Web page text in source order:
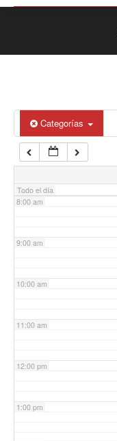
Categorías
Todo el día
6:00 am
7:00 am
8:00 am
9:00 am
10:00 am
11:00 am
12:00 pm
1:00 pm